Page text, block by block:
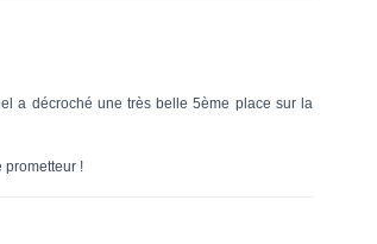
a décroché une très belle 5ème place sur la
prometteur !